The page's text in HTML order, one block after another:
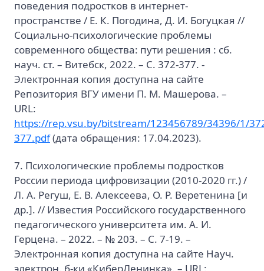
поведения подростков в интернет-
пространстве / Е. К. Погодина, Д. И. Богуцкая //
Социально-психологические проблемы
современного общества: пути решения : сб.
науч. ст. – Витебск, 2022. – С. 372-377. -
Электронная копия доступна на сайте
Репозитория ВГУ имени П. М. Машерова. –
URL:
https://rep.vsu.by/bitstream/123456789/34396/1/
377.pdf(дата обращения: 17.04.2023).
7. Психологические проблемы подростков
России периода цифровизации (2010-2020 гг.) /
Л. А. Регуш, Е. В. Алексеева, О. Р. Веретенина [и
др.]. // Известия Российского государственного
педагогического университета им. А. И.
Герцена. – 2022. – № 203. – С. 7-19. –
Электронная копия доступна на сайте Науч.